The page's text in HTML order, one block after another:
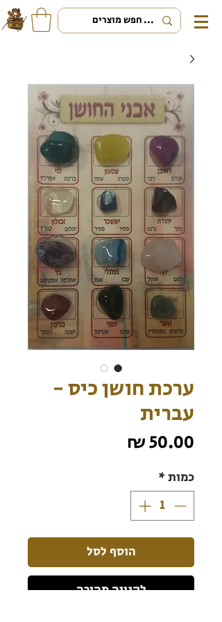
ערכת חושן כיס -
עברית
כמות*
הוסף לסל
לקנייה מהירה